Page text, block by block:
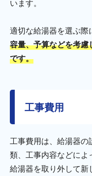
います。
適切な給湯器を選ぶ際
容量、予算などを考
です。
工事費用
工事費用は、給湯器
類、工事内容などに
給湯器を取り外して新